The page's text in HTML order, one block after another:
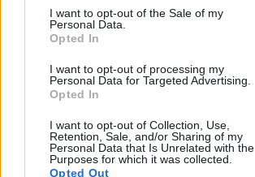
consent section.
I want to opt-out of the Sale of my
Personal Data.
Opted In
I want to opt-out of processing my
Personal Data for Targeted Advertising.
Opted In
I want to opt-out of Collection, Use,
Retention, Sale, and/or Sharing of my
Personal Data that Is Unrelated with the
Purposes for which it was collected.
Opted Out
Az irgalmas emberek hét
tulajdonsága
2026. június 28.